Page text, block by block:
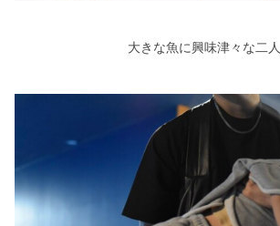
大きな魚に興味津々な二人